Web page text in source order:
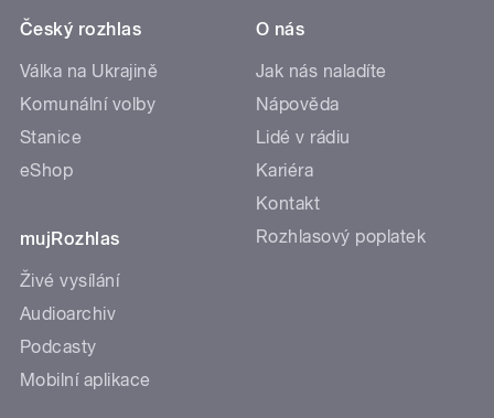
Český rozhlas
Válka na Ukrajině
Komunální volby
Stanice
eShop
mujRozhlas
Živé vysílání
Audioarchiv
Podcasty
Mobilní aplikace
O nás
Jak nás naladíte
Nápověda
Lidé v rádiu
Kariéra
Kontakt
Rozhlasový poplatek